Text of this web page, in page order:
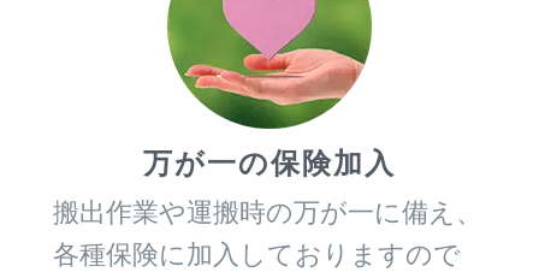
万が一の保険加入
搬出作業や運搬時の万が一に備え、
各種保険に加入しておりますので